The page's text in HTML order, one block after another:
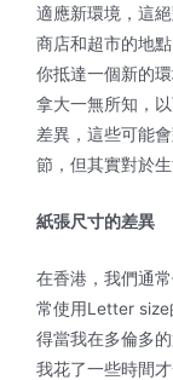
適應新環境，這
商店和超市的地
你抵達一個新的
拿大一無所知，
差異，這些可能
節，但其實對於
紙張尺寸的差異
在香港，我們通
常使用Letter size
得當我在多倫多
我花了一些時間